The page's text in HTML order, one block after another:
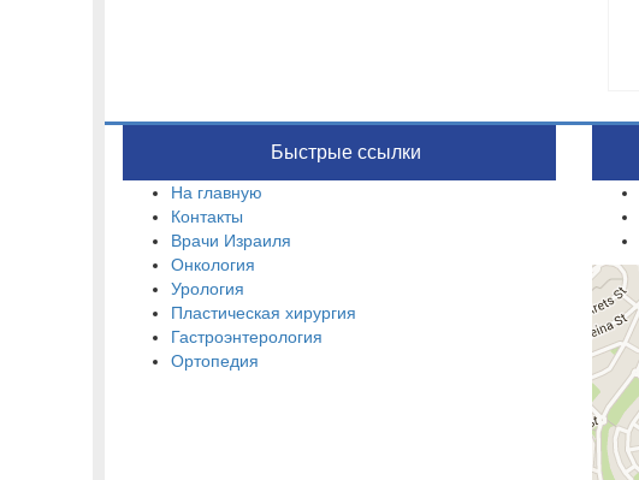
Быстрые ссылки
На главную
Контакты
Врачи Израиля
Онкология
Урология
Пластическая хирургия
Гастроэнтерология
Ортопедия